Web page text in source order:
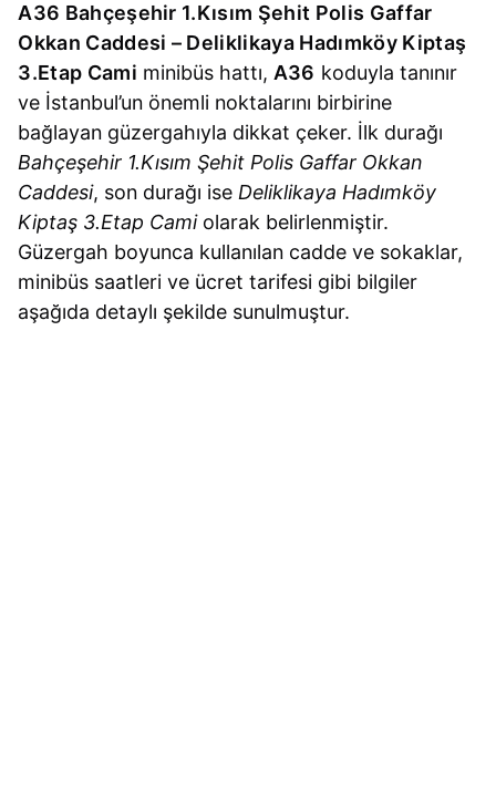
A36 Bahçeşehir 1.Kısım Şehit Polis Gaffar
Okkan Caddesi – Deliklikaya Hadımköy Kiptaş
3.Etap Cami minibüs hattı, A36 koduyla tanınır
ve İstanbul’un önemli noktalarını birbirine
bağlayan güzergahıyla dikkat çeker. İlk durağı
Bahçeşehir 1.Kısım Şehit Polis Gaffar Okkan
Caddesi, son durağı ise Deliklikaya Hadımköy
Kiptaş 3.Etap Camiolarak belirlenmiştir.
Güzergah boyunca kullanılan cadde ve sokaklar,
minibüs saatleri ve ücret tarifesi gibi bilgiler
aşağıda detaylı şekilde sunulmuştur.